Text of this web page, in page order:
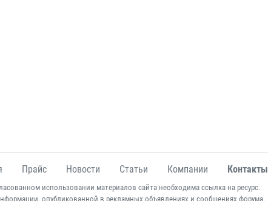
Прайс Новости Статьи Компании Контакты
использовании материалов сайта необходима ссылка на ресурс.
опубликованной в рекламных объявлениях и сообщениях форума.